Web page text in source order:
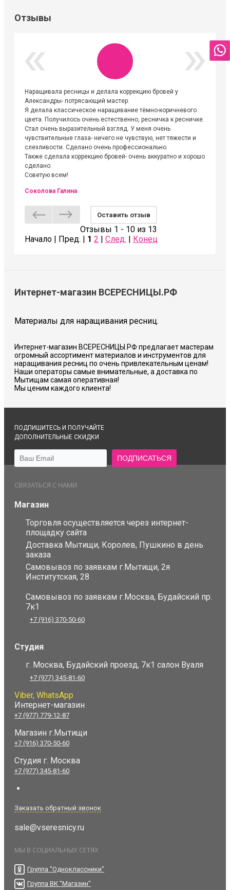
Отзывы
Наращивала ресницы и делала коррекцию бровей у
Александры- потрясающий мастер.
Я делала классическое наращивание тёмно-коричневого
цвета. Получилось очень естественно, ресничка к ресничке.
Стал очень выразительный взгляд. У меня очень
чувствительные глаза- ничего не чувствую, нет тяжести и
слезливости. Сделано очень профессионально.
Также сделала коррекцию бровей- очень аккуратно и хорошо
сделано.
Советую всем!
Соколова Галина
Оставить отзыв
Отзывы 1 - 10 из 13
Начало | Пред. | 1 2 След. Конец
Интернет-магазин ВСЕРЕСНИЦЫ.РФ
Материалы для наращивания ресниц.
Интернет-магазин ВСЕРЕСНИЦЫ.РФ предлагает мастерам
огромный ассортимент материалов и инструментов для
наращивания ресниц по очень привлекательным ценам!
Наши операторы самые внимательные, а доставка по
Мытищам самая оперативная!
Мы ценим каждого клиента!
ПОДПИШИТЕСЬ И ПОЛУЧАЙТЕ
ДОПОЛНИТЕЛЬНЫЕ СКИДКИ
СВЯЗАТЬСЯ С НАМИ
Магазин
Торговля осуществляется через интернет-
площадку сайта
Доставка Мытищи, Королев, Пушкино в день
заказа
Самовывоз по заявкам г.Мытищи, 2я
Институтская, 28
Самовывоз по заявкам г.Москва, Будайский пр.
7к1
+7 (916) 370-50-60
Студия
г. Москва, Будайский проезд, 7к1 салон Вуаля
+7 (977) 345-81-60
Viber, WhatsApp
Интернет-магазин
+7 (977) 779-12-87
Магазин г.Мытищи
+7 (916) 370-50-60
Студия г. Москва
+7 (977) 345-81-60
Заказать обратный звонок
sale@vseresnicy.ru
МЫ В СОЦИАЛЬНЫХ СЕТЯХ
Группа "Одноклассники"
Группа ВК "Магазин"